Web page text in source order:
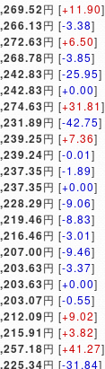
円 [+11.90]
円 [-3.38]
円 [+6.50]
円 [-3.85]
円 [-25.95]
円 [+0.00]
円 [+31.81]
円 [-42.75]
円 [+7.36]
円 [-0.01]
円 [-1.89]
円 [+0.00]
円 [-9.06]
円 [-8.83]
円 [-3.01]
円 [-9.46]
円 [-3.37]
円 [+0.00]
円 [-0.55]
円 [+9.02]
円 [+3.82]
円 [+41.27]
円 [-31.84]